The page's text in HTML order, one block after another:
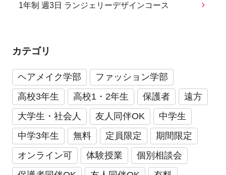
1年制 週3日 ランジェリーデザインコース
カテゴリ
ヘアメイク学部
ファッション学部
高校3年生
高校1・2年生 保護者
遠方
大学生・社会人
友人同伴OK
中学生
中学3年生
無料 定員限定
期間限定
オンライン可
体験授業
個別相談会